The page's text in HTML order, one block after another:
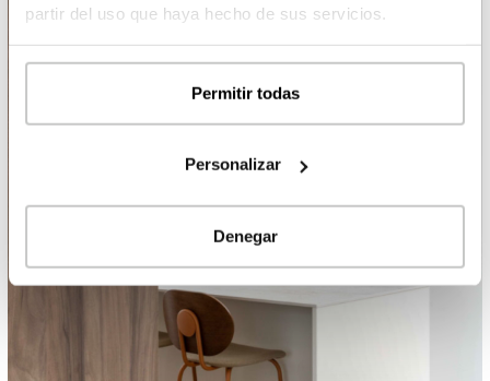
partir del uso que haya hecho de sus servicios.
Permitir todas
Personalizar
Denegar